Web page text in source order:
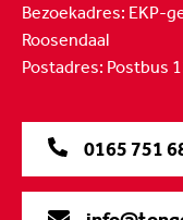
Bezoekadres: EKP-
Roosendaal
Postadres: Postbus
0165 751